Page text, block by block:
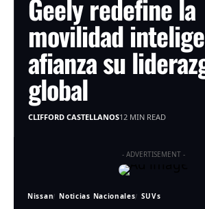
Geely redefine la
movilidad
afianza su
global
CLIFFORD CASTELLANOS12 MIN READ
- ADVERTISEMENT -
Nissan Noticias Nacionales SUVs